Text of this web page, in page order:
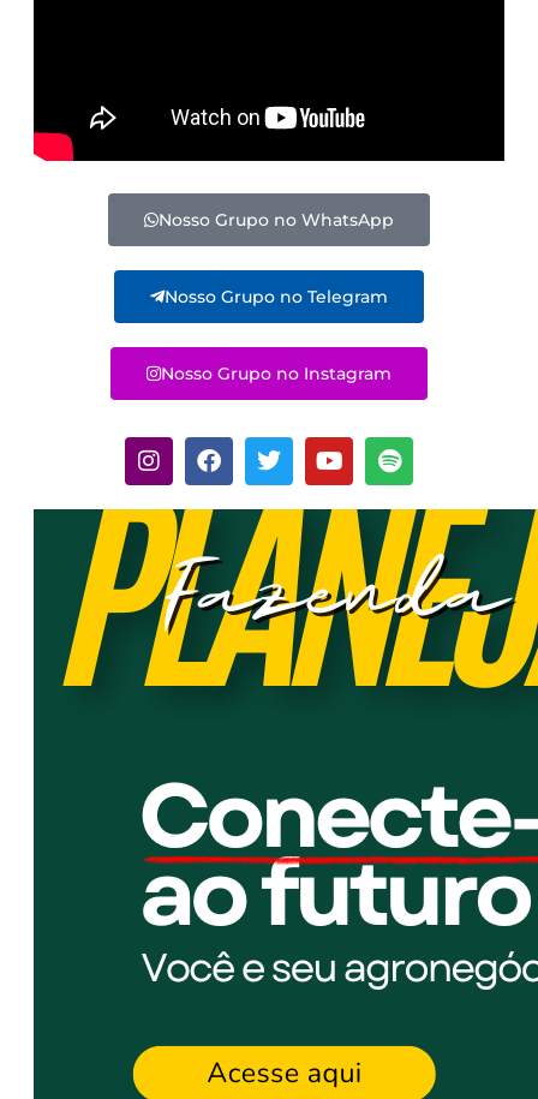
Nosso Grupo no WhatsApp
Nosso Grupo no Telegram
Nosso Grupo no Instagram